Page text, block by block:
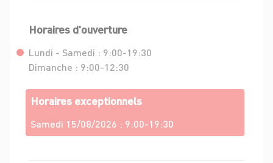
Horaires d'ouverture
Lundi - Samedi : 9:00-19:30
Dimanche : 9:00-12:30
Horaires exceptionnels
Samedi 15/08/2026 : 9:00-19:30